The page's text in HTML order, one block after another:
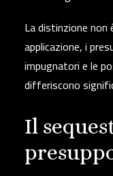
La distinzione non
applicazione, i
impugnatori e le
differiscono
Il